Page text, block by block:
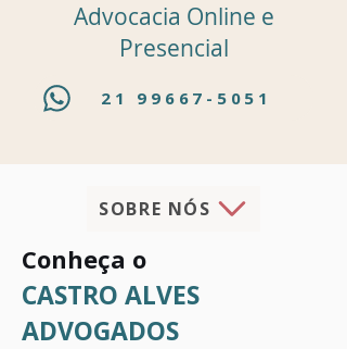
Advocacia Online e
Presencial
21 99667-5051
SOBRE NÓS
Conheça o
CASTRO ALVES
ADVOGADOS